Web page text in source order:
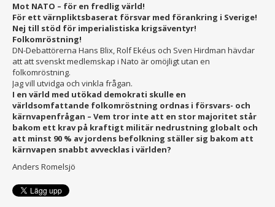
Mot NATO – för en fredlig värld!
För ett värnpliktsbaserat försvar med förankring i Sverige!
Nej till stöd för imperialistiska krigsäventyr!
Folkomröstning!
DN-Debattörerna Hans Blix, Rolf Ekéus och Sven Hirdman hävdar
att att svenskt medlemskap i Nato är omöjligt utan en
folkomröstning.
Jag vill utvidga och vinkla frågan.
I en värld med utökad demokrati skulle en
världsomfattande folkomröstning ordnas i försvars- och
kärnvapenfrågan – Vem tror inte att en stor majoritet står
bakom ett krav på kraftigt militär nedrustning globalt och
att minst 90 % av jordens befolkning ställer sig bakom att
kärnvapen snabbt avvecklas i världen?
Anders Romelsjö